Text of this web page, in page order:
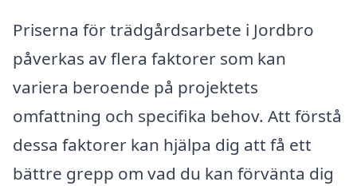
Priserna för trädgårdsarbete i Jordbro
påverkas av flera faktorer som kan
variera beroende på projektets
omfattning och specifika behov. Att förstå
dessa faktorer kan hjälpa dig att få ett
bättre grepp om vad du kan förvänta dig